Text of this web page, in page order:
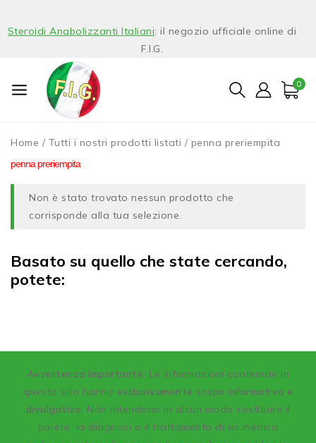
Steroidi Anabolizzanti Italiani: il negozio ufficiale online di
F.I.G.
0
Home / Tutti i nostri prodotti listati / penna preriempita
penna preriempita
Non è stato trovato nessun prodotto che
corrisponde alla tua selezione.
Basato su quello che state cercando,
potete:
Avvertenza Importante: Le informazioni contenute in
questo sito hanno esclusivamente scopo informativo e
divulgativo. Non intendono in alcun modo sostituire il
parere, la diagnosi o il trattamento di un medico